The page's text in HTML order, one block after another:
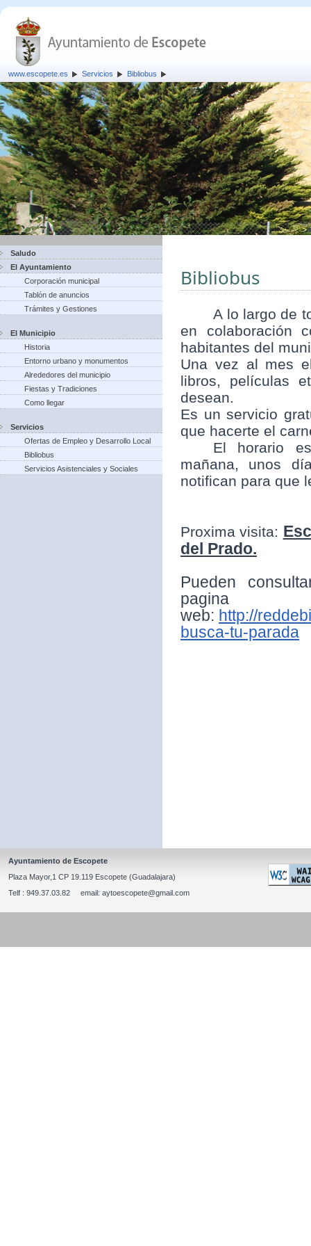
www.escopete.es Servicios Bibliobus
Saludo
El Ayuntamiento
Corporación municipal
Tablón de anuncios
Trámites y Gestiones
El Municipio
Historia
Entorno urbano y monumentos
Alrededores del municipio
Fiestas y Tradiciones
Como llegar
Servicios
Ofertas de Empleo y Desarrollo Local
Bibliobus
Servicios Asistenciales y Sociales
Bibliobus
A lo largo de
en colaboración
habitantes del
Una vez al mes
libros, películas
desean.
Es un servicio
que hacerte el
El horario
mañana, unos
notifican para que
Proxima visita:
del Prado.
Pueden
pagina
web: http://
busca-tu-parada
Ayuntamiento de Escopete
Plaza Mayor,1 CP 19.119 Escopete (Guadalajara)
Telf : 949.37.03.82 email: aytoescopete@gmail.com